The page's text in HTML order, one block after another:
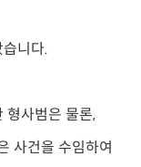
니다.
형사범은 물론,
사건을 수임하여